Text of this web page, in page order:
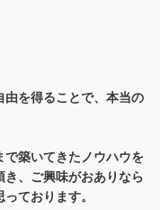
を得ることで、本当の
で築いてきたノウハウを
、ご興味がおありなら
ております。